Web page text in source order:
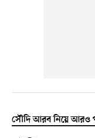
সৌদি আরব নিয়ে আরও